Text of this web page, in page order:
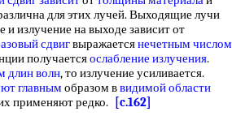
для этих лучей. Выходящие лучи
излучение на выходе зависит от
сдвигвыражаетсянечетным числом
получаетсяослабление излучения.
длин волн, то излучение усиливается.
главным образом ввидимой области
применяют редко.
[c.162]